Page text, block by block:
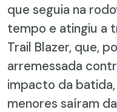
que seguia na
tempo e atingiu a
Trail Blazer, que,
arremessada
impacto da
menores saíram